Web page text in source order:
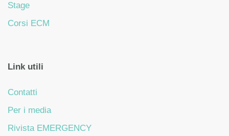
Stage
Corsi ECM
Link utili
Contatti
Per i media
Rivista EMERGENCY